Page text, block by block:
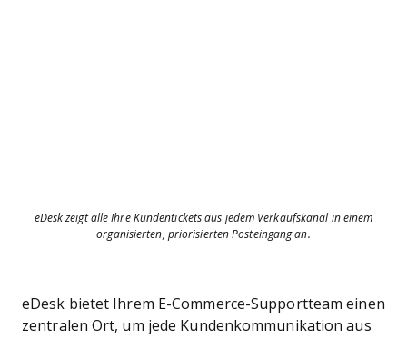
eDesk zeigt alle Ihre Kundentickets aus jedem Verkaufskanal in einem
organisierten, priorisierten Posteingang an.
eDesk bietet Ihrem E-Commerce-Supportteam einen
zentralen Ort, um jede Kundenkommunikation aus